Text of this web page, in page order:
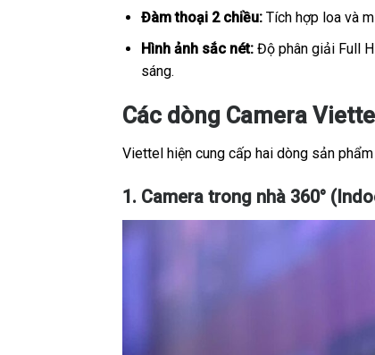
Đàm thoại 2 chiều:Tích hợp loa và
Hình ảnh sắc nét:Độ phân giải Full
sáng.
Các dòng Camera
Viettel hiện cung cấp hai dòng sản
1. Camera trong nhà 360°